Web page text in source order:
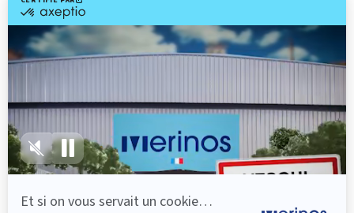
Grâce à ses 3 zones de confort, le sommier
Pencil vous assure tout son soutien. Avec les
épaules, le dos et le bassin qui reposent sur ses
lattes, vous évitez les douleurs au petit matin.
501,00 €
Découvrir